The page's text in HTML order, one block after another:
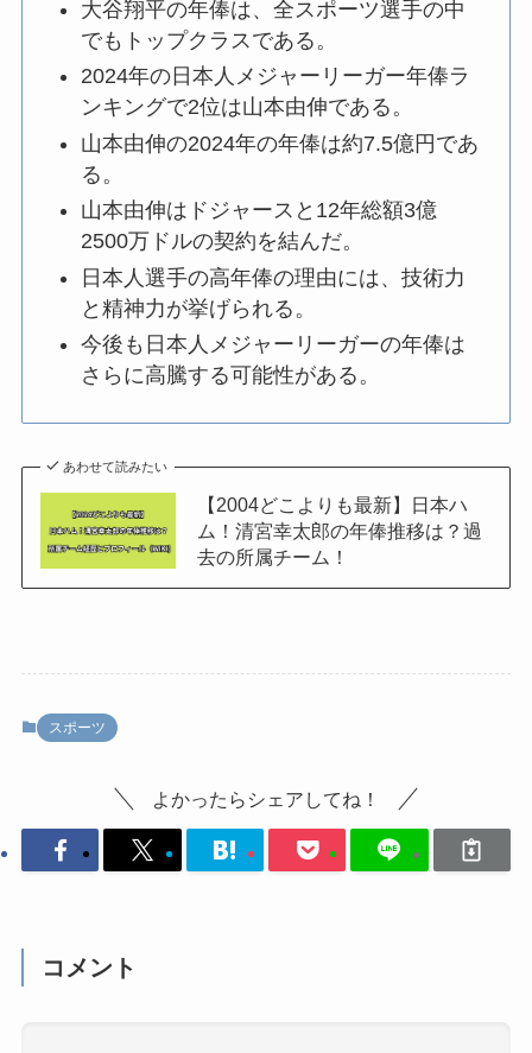
大谷翔平の年俸は、全スポーツ選手の中
でもトップクラスである。
2024年の日本人メジャーリーガー年俸ラ
ンキングで2位は山本由伸である。
山本由伸の2024年の年俸は約7.5億円であ
る。
山本由伸はドジャースと12年総額3億
2500万ドルの契約を結んだ。
日本人選手の高年俸の理由には、技術力
と精神力が挙げられる。
今後も日本人メジャーリーガーの年俸は
さらに高騰する可能性がある。
あわせて読みたい
【2004どこよりも最新】日本ハ
ム！清宮幸太郎の年俸推移は？過
去の所属チーム！
スポーツ
よかったらシェアしてね！
コメント